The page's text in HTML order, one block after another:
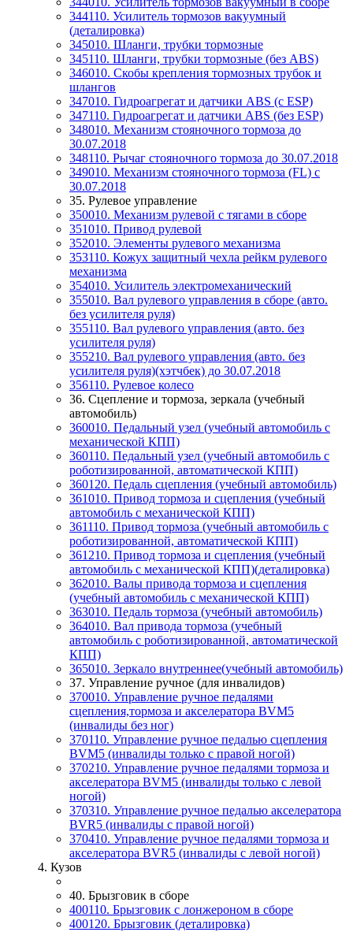
344110. Усилитель тормозов вакуумный
(деталировка)
345010. Шланги, трубки тормозные
345110. Шланги, трубки тормозные (без ABS)
346010. Скобы крепления тормозных трубок и
шлангов
347010. Гидроагрегат и датчики ABS (с ESP)
347110. Гидроагрегат и датчики ABS (без ESP)
348010. Механизм стояночного тормоза до
30.07.2018
348110. Рычаг стояночного тормоза до 30.07.2018
349010. Механизм стояночного тормоза (FL) c
30.07.2018
35. Рулевое управление
350010. Механизм рулевой с тягами в сборе
351010. Привод рулевой
352010. Элементы рулевого механизма
353110. Кожух защитный чехла рейкм рулевого
механизма
354010. Усилитель электромеханический
355010. Вал рулевого управления в сборе (авто.
без усилителя руля)
355110. Вал рулевого управления (авто. без
усилителя руля)
355210. Вал рулевого управления (авто. без
усилителя руля)(хэтчбек) до 30.07.2018
356110. Рулевое колесо
36. Сцепление и тормоза, зеркала (учебный
автомобиль)
360010. Педальный узел (учебный автомобиль с
механической КПП)
360110. Педальный узел (учебный автомобиль с
роботизированной, автоматической КПП)
360120. Педаль сцепления (учебный автомобиль)
361010. Привод тормоза и сцепления (учебный
автомобиль с механической КПП)
361110. Привод тормоза (учебный автомобиль с
роботизированной, автоматической КПП)
361210. Привод тормоза и сцепления (учебный
автомобиль с механической КПП)(деталировка)
362010. Валы привода тормоза и сцепления
(учебный автомобиль с механической КПП)
363010. Педаль тормоза (учебный автомобиль)
364010. Вал привода тормоза (учебный
автомобиль с роботизированной, автоматической
КПП)
365010. Зеркало внутреннее(учебный автомобиль)
37. Управление ручное (для инвалидов)
370010. Управление ручное педалями
сцепления,тормоза и акселератора BVM5
(инвалиды без ног)
370110. Управление ручное педалью сцепления
BVM5 (инвалиды только с правой ногой)
370210. Управление ручное педалями тормоза и
акселератора BVM5 (инвалиды только с левой
ногой)
370310. Управление ручное педалью акселератора
BVR5 (инвалиды с правой ногой)
370410. Управление ручное педалями тормоза и
акселератора BVR5 (инвалиды с левой ногой)
4. Кузов
40. Брызговик в сборе
400110. Брызговик с лонжероном в сборе
400120. Брызговик (деталировка)